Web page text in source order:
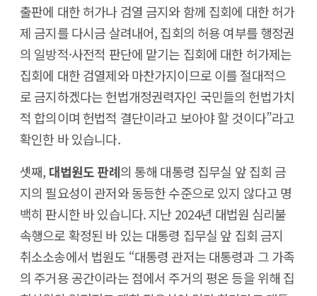
출판에 대한 허가나 검열 금지와 함께 집회에 대한 허가
제 금지를 다시금 살려내어, 집회의 허용 여부를 행정권
의 일방적·사전적 판단에 맡기는 집회에 대한 허가제는
집회에 대한 검열제와 마찬가지이므로 이를 절대적으
로 금지하겠다는 헌법개정권력자인 국민들의 헌법가치
적 합의이며 헌법적 결단이라고 보아야 할 것이다”라고
확인한 바 있습니다.
셋째, 대법원도 판례의 통해 대통령 집무실 앞 집회 금
지의 필요성이 관저와 동등한 수준으로 있지 않다고 명
백히 판시한 바 있습니다. 지난 2024년 대법원 심리불
속행으로 확정된 바 있는 대통령 집무실 앞 집회 금지
취소소송에서 법원도 “대통령 관저는 대통령과 그 가족
의 주거용 공간이라는 점에서 주거의 평온 등을 위해 집